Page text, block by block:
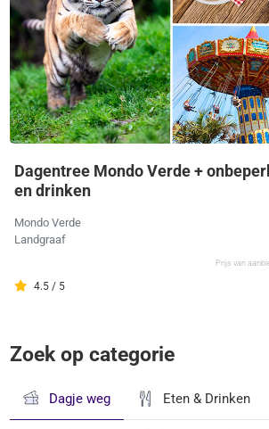
Dagentree Mondo Verde +
en drinken
Mondo Verde
Landgraaf
4.5 / 5
Prijs van
Zoek op categorie
Dagje weg Eten & Drinken